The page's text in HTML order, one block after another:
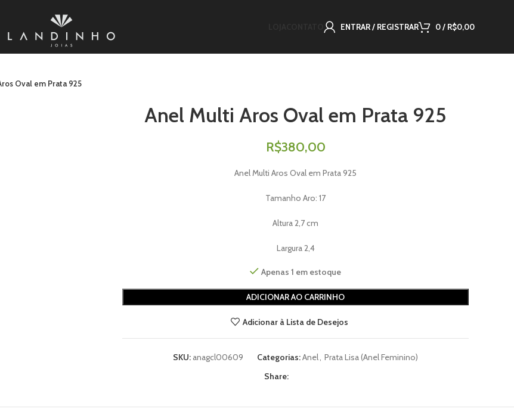
ENTRAR / REGISTRAR 0/ R$0,00
Oval em Prata 925
Anel Multi Aros Oval em Prata 925
R$380,00
Anel Multi Aros Oval em Prata 925
Tamanho Aro: 17
Altura 2,7 cm
Largura 2,4
Apenas 1 em estoque
ADICIONAR AO CARRINHO
Adicionar à Lista de Desejos
SKU: anagcl00609 Categorias:Anel, Prata Lisa (Anel Feminino)
Share: